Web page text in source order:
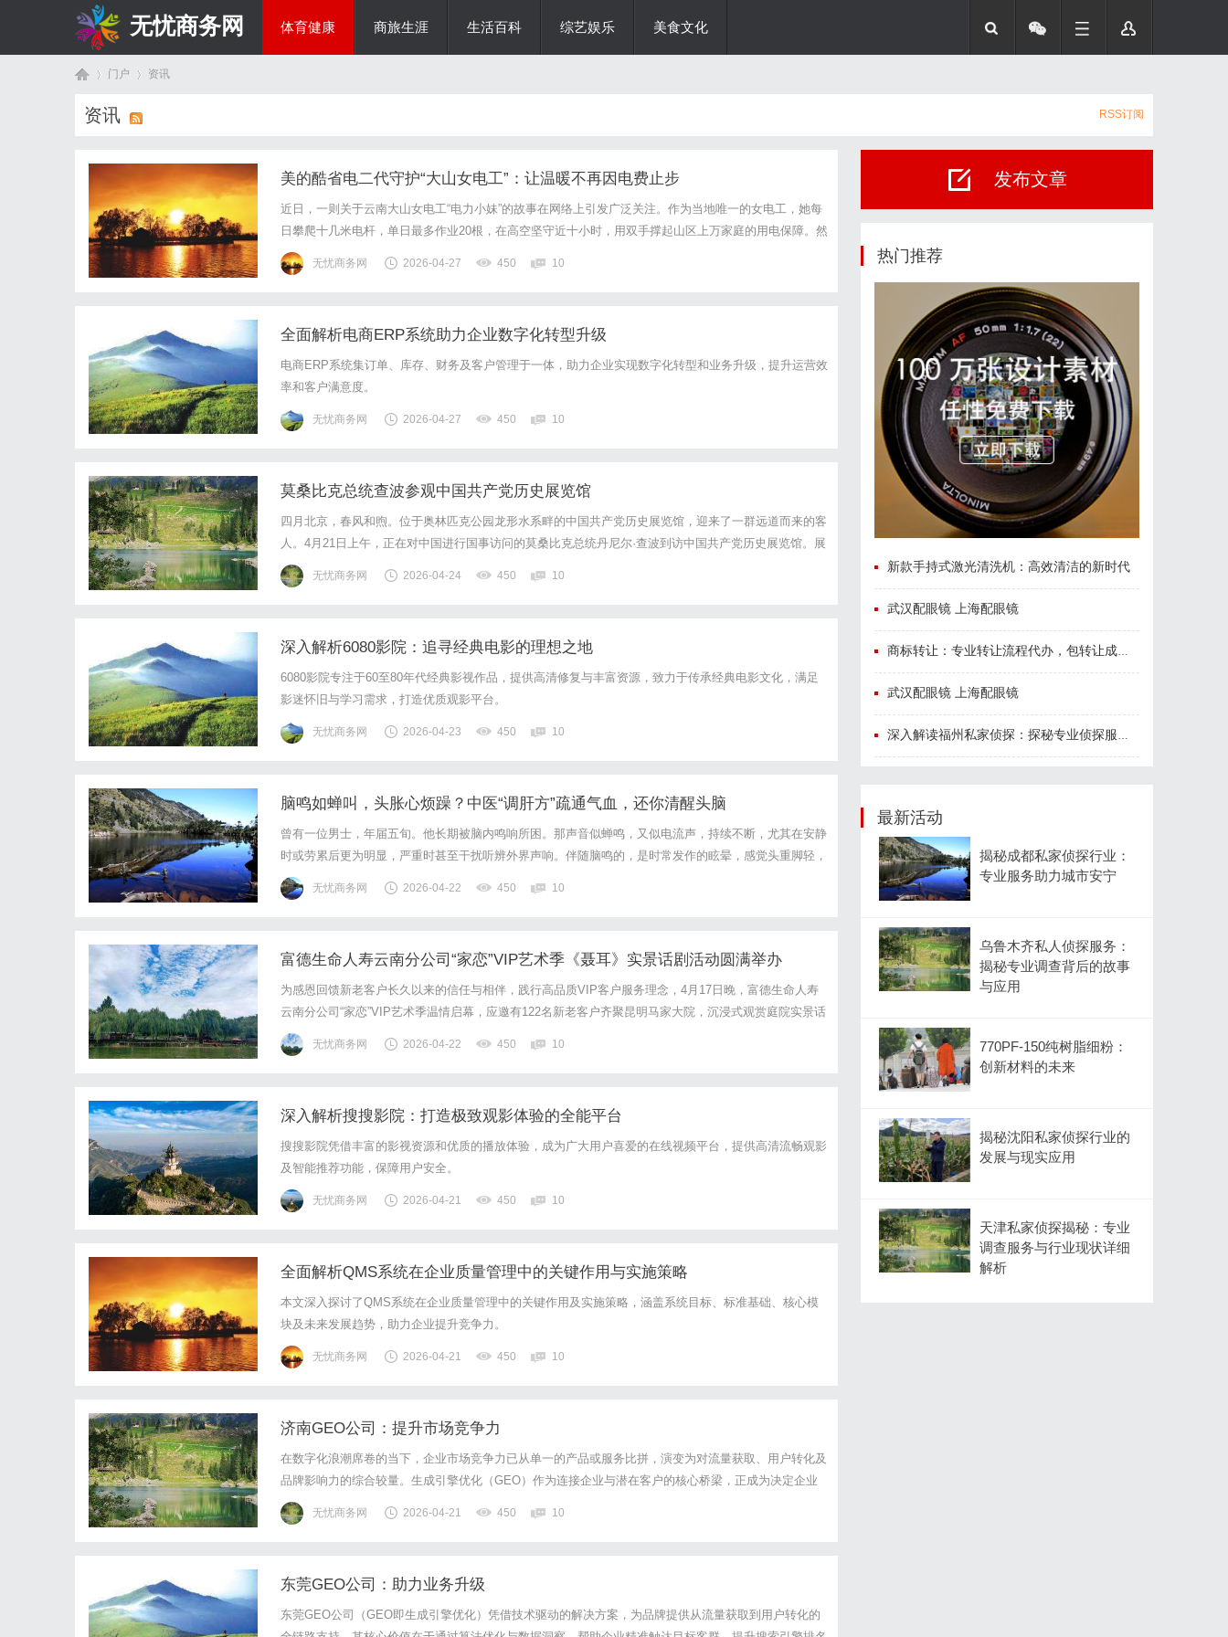
无忧商务网 体育健康 商旅生涯 生活百科 综艺娱乐 美食文化
门户 资讯
资讯 RSS订阅
美的酷省电二代守护“大山女电工”：让温暖不再因电费止步
近日，一则关于云南大山女电工“电力小妹”的故事在网络上引发广泛关注。作为当地唯一的女电工，她每
日攀爬十几米电杆，单日最多作业20根，在高空坚守近十小时，用双手撑起山区上万家庭的用电保障。然
而，这位为千家万户送去光明与温暖的人，家中却因心疼电费，始终舍不得安装空调。她的房屋简陋透
风，作为孩子的母亲、母亲的女儿，她与丈夫共同扛起治病、养家的重担，却把节省下来的每...
无忧商务网 2026-04-27 450 10
全面解析电商ERP系统助力企业数字化转型升级
电商ERP系统集订单、库存、财务及客户管理于一体，助力企业实现数字化转型和业务升级，提升运营效
率和客户满意度。
无忧商务网 2026-04-27 450 10
莫桑比克总统查波参观中国共产党历史展览馆
四月北京，春风和煦。位于奥林匹克公园龙形水系畔的中国共产党历史展览馆，迎来了一群远道而来的客
人。4月21日上午，正在对中国进行国事访问的莫桑比克总统丹尼尔·查波到访中国共产党历史展览馆。展
览共分为四大部分，全方位、全过程、全景式、史诗般展现中国共产党波澜壮阔的百年历程。查波一路认
真观看、仔细倾听，不时向翻译和讲解员询问细节。在展示青藏铁路建设、袁隆平杂交水稻...
无忧商务网 2026-04-24 450 10
深入解析6080影院：追寻经典电影的理想之地
6080影院专注于60至80年代经典影视作品，提供高清修复与丰富资源，致力于传承经典电影文化，满足
影迷怀旧与学习需求，打造优质观影平台。
无忧商务网 2026-04-23 450 10
脑鸣如蝉叫，头胀心烦躁？中医“调肝方”疏通气血，还你清醒头脑
曾有一位男士，年届五旬。他长期被脑内鸣响所困。那声音似蝉鸣，又似电流声，持续不断，尤其在安静
时或劳累后更为明显，严重时甚至干扰听辨外界声响。伴随脑鸣的，是时常发作的眩晕，感觉头重脚轻，
精力不济。不仅如此，他还明显感到记忆力不如从前，腰背酸软无力，晚上睡不踏实，多梦易醒，白日里
则口干，食欲也一般。种种不适叠加，令他颇为烦恼，尝试过多种方法效果平平，于是决定寻求...
无忧商务网 2026-04-22 450 10
富德生命人寿云南分公司“家恋”VIP艺术季《聂耳》实景话剧活动圆满举办
为感恩回馈新老客户长久以来的信任与相伴，践行高品质VIP客户服务理念，4月17日晚，富德生命人寿
云南分公司“家恋”VIP艺术季温情启幕，应邀有122名新老客户齐聚昆明马家大院，沉浸式观赏庭院实景话
剧《聂耳》，在古韵庭院中回望红色历史，在深情演绎里厚植爱国情怀，共赴一场兼具文化底蕴与家国情
怀的艺术盛宴。暮色四合，古雅静谧的马家大院光影流转，沉浸式庭院实景话剧打...
无忧商务网 2026-04-22 450 10
深入解析搜搜影院：打造极致观影体验的全能平台
搜搜影院凭借丰富的影视资源和优质的播放体验，成为广大用户喜爱的在线视频平台，提供高清流畅观影
及智能推荐功能，保障用户安全。
无忧商务网 2026-04-21 450 10
全面解析QMS系统在企业质量管理中的关键作用与实施策略
本文深入探讨了QMS系统在企业质量管理中的关键作用及实施策略，涵盖系统目标、标准基础、核心模
块及未来发展趋势，助力企业提升竞争力。
无忧商务网 2026-04-21 450 10
济南GEO公司：提升市场竞争力
在数字化浪潮席卷的当下，企业市场竞争力已从单一的产品或服务比拼，演变为对流量获取、用户转化及
品牌影响力的综合较量。生成引擎优化（GEO）作为连接企业与潜在客户的核心桥梁，正成为决定企业
能否在激烈市场竞争中脱颖而出的关键。济南GEO公司将系统剖析GEO的核心价值，从技术底层逻辑到
实战策略，为企业提供一套可落地的竞争力提升方案。一、GEO技术原理与市场价值1、G...
无忧商务网 2026-04-21 450 10
东莞GEO公司：助力业务升级
东莞GEO公司（GEO即生成引擎优化）凭借技术驱动的解决方案，为品牌提供从流量获取到用户转化的
发布文章
热门推荐
新款手持式激光清洗机：高效清洁的新时代
武汉配眼镜 上海配眼镜
商标转让：专业转让流程代办，包转让成功再付款
武汉配眼镜 上海配眼镜
深入解读福州私家侦探：探秘专业侦探服务的魅力与实用价值
最新活动
揭秘成都私家侦探行业：
专业服务助力城市安宁
乌鲁木齐私人侦探服务：
揭秘专业调查背后的故事
与应用
770PF-150纯树脂细粉：
创新材料的未来
揭秘沈阳私家侦探行业的
发展与现实应用
天津私家侦探揭秘：专业
调查服务与行业现状详细
解析